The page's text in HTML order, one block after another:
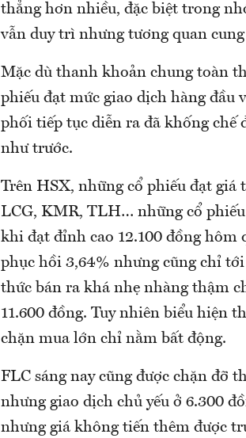
thẳng hơn nhiều, đặc biệt trong
vẫn duy trì nhưng tương quan
Mặc dù thanh khoản chung toàn
phiếu đạt mức giao dịch hàng đầu
phối tiếp tục diễn ra đã khống chế
như trước.
Trên HSX, những cổ phiếu đạt
LCG, KMR, TLH… những cổ
khi đạt đỉnh cao 12.100 đồng hôm
phục hồi 3,64% nhưng cũng chỉ
thức bán ra khá nhẹ nhàng thậm
11.600 đồng. Tuy nhiên biểu hiện
chặn mua lớn chỉ nằm bất động.
FLC sáng nay cũng được chặn đỡ
nhưng giao dịch chủ yếu ở 6.300
nhưng giá không tiến thêm được